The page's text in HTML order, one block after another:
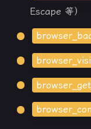
Escape 等）